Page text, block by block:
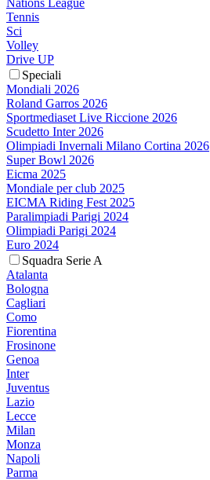
Nations League
Tennis
Sci
Volley
Drive UP
Speciali
Mondiali 2026
Roland Garros 2026
Sportmediaset Live Riccione 2026
Scudetto Inter 2026
Olimpiadi Invernali Milano Cortina 2026
Super Bowl 2026
Eicma 2025
Mondiale per club 2025
EICMA Riding Fest 2025
Paralimpiadi Parigi 2024
Olimpiadi Parigi 2024
Euro 2024
Squadra Serie A
Atalanta
Bologna
Cagliari
Como
Fiorentina
Frosinone
Genoa
Inter
Juventus
Lazio
Lecce
Milan
Monza
Napoli
Parma